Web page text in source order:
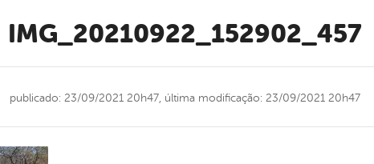
IMG_20210922_152902_457
publicado: 23/09/2021 20h47, última modificação: 23/09/2021 20h47